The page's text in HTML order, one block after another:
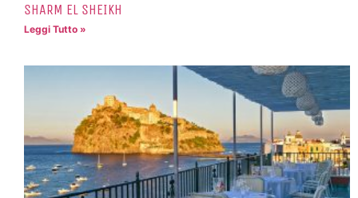
SHARM EL SHEIKH
Leggi Tutto »